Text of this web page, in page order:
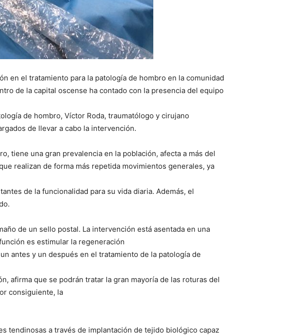
en el tratamiento para la patología de hombro en la comunidad
de la capital oscense ha contado con la presencia del equipo
de hombro, Víctor Roda, traumatólogo y cirujano
de llevar a cabo la intervención.
tiene una gran prevalencia en la población, afecta a más del
realizan de forma más repetida movimientos generales, ya
de la funcionalidad para su vida diaria. Además, el
de un sello postal. La intervención está asentada en una
es estimular la regeneración
antes y un después en el tratamiento de la patología de
afirma que se podrán tratar la gran mayoría de las roturas del
consiguiente, la
tendinosas a través de implantación de tejido biológico capaz